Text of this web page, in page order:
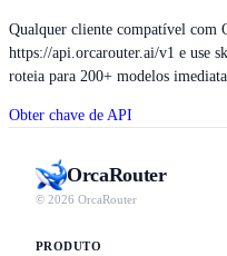
Qualquer cliente compatível com
https://api.orcarouter.ai/v1 e use
roteia para 200+ modelos
Obter chave de API
OrcaRouter
© 2026 OrcaRouter
PRODUTO